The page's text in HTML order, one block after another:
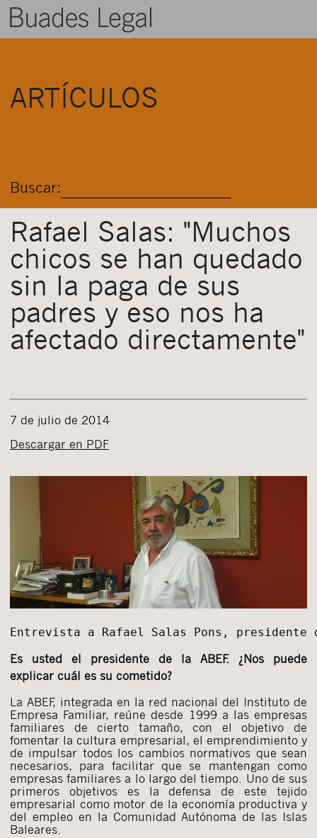
CONTACTO
ESPAÑOL
ARTÍCULOS
Buscar:
Rafael Salas: "Muchos
chicos se han quedado
sin la paga de sus
padres y eso nos ha
afectado directamente"
7 de julio de 2014
Descargar en PDF
Entrevista a Rafael Salas Pons,
Es usted el presidente de la ABEF. ¿Nos puede
explicar cuál es su cometido?
La ABEF, integrada en la red nacional del Instituto de
Empresa Familiar, reúne desde 1999 a las empresas
familiares de cierto tamaño, con el objetivo de
fomentar la cultura empresarial, el emprendimiento y
de impulsar todos los cambios normativos que sean
necesarios, para facilitar que se mantengan como
empresas familiares a lo largo del tiempo. Uno de sus
primeros objetivos es la defensa de este tejido
empresarial como motor de la economía productiva y
del empleo en la Comunidad Autónoma de las Islas
Baleares.